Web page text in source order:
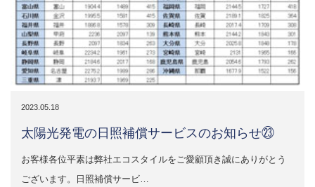
2023.05.18
太陽光発電の日照補償サービスのお知らせ㉓
お客様各位平素は弊社エコスタイルをご愛顧頂き誠にありがとう
ございます。日照補償サービ…